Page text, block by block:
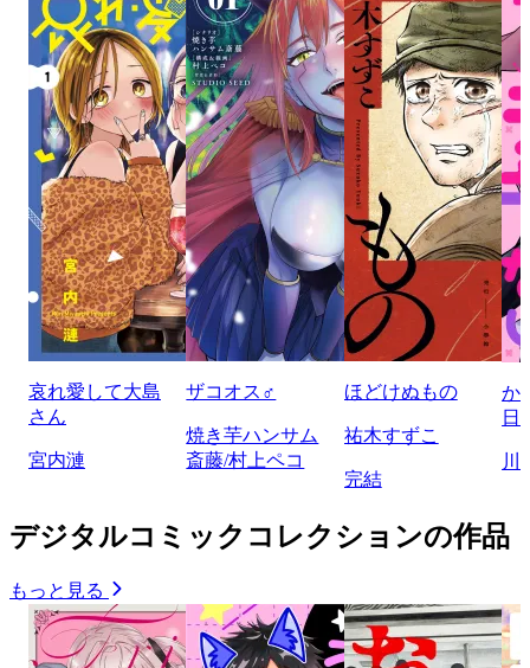
哀れ愛して大島
さん
宮内漣
ザコオス♂
焼き芋ハンサム
斎藤/村上ペコ
ほどけぬもの
祐木すずこ
完結
か
日
川
デジタルコミックコレクションの作品
もっと見る